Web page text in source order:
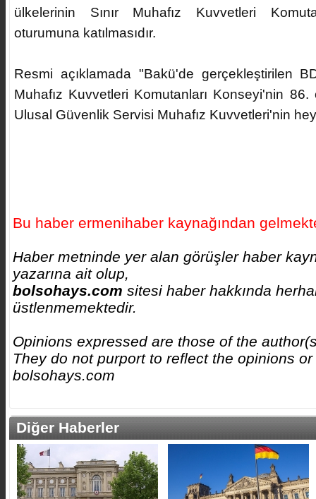
ülkelerinin Sınır Muhafız Kuvvetleri
oturumuna katılmasıdır.
Resmi açıklamada "Bakü'de gerçekleştirilen
Muhafız Kuvvetleri Komutanları Konseyi'nin
Ulusal Güvenlik Servisi Muhafız Kuvvetleri'nin
Bu haber ermenihaber kaynağından
Haber metninde yer alan görüşler haber
yazarına ait olup,
bolsohays.com sitesi haber hakkında
üstlenmemektedir.
Opinions expressed are those of the
They do not purport to reflect the opinions
bolsohays.com
Diğer Haberler